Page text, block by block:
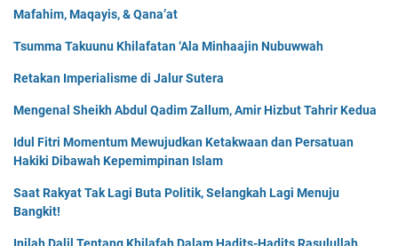
Mafahim, Maqayis, & Qana’at
Tsumma Takuunu Khilafatan ‘Ala Minhaajin Nubuwwah
Retakan Imperialisme di Jalur Sutera
Mengenal Sheikh Abdul Qadim Zallum, Amir Hizbut Tahrir Kedua
Idul Fitri Momentum Mewujudkan Ketakwaan dan Persatuan
Hakiki Dibawah Kepemimpinan Islam
Saat Rakyat Tak Lagi Buta Politik, Selangkah Lagi Menuju
Bangkit!